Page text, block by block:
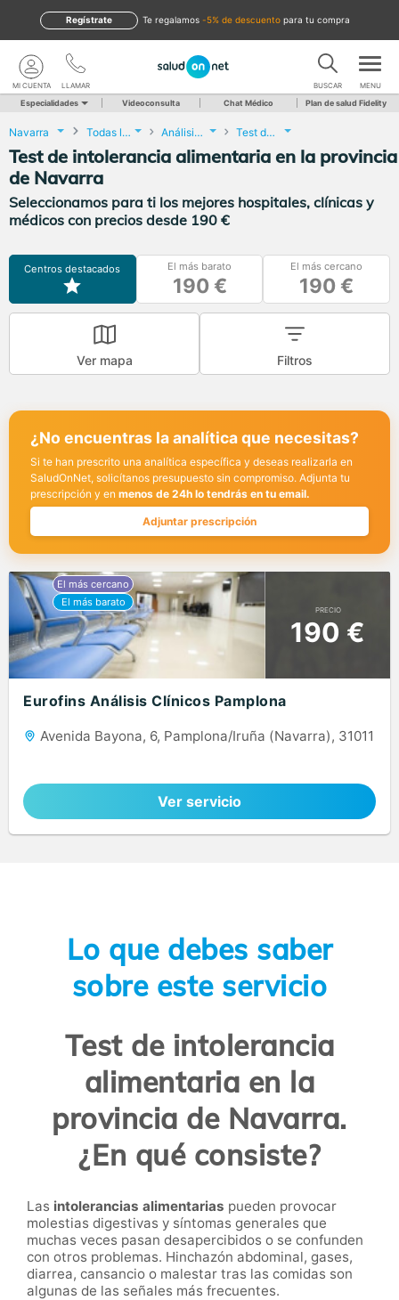
te regalamos -5% de descuento para tu compra
Regístrate
LLAMAR
MI CUENTA BUSCAR MENU
Especialidades Videoconsulta Chat Médico Plan de salud Fidelity
Navarra Todas las localidades Análisis Clínicos Test de intolerancia alimentaria
Test de intolerancia alimentaria en la provincia
de Navarra
Seleccionamos para ti los mejores hospitales, clínicas y
médicos con precios desde 190 €
Centros destacados El más barato
190 €
El más cercano
190 €
Ver mapa Filtros
¿No encuentras la analítica que necesitas?
Si te han prescrito una analítica específica y deseas realizarla en
SaludOnNet, solicítanos presupuesto sin compromiso. Adjunta tu
prescripción y en menos de 24h lo tendrás en tu email.
Adjuntar prescripción
PRECIO
190 €
Eurofins Análisis Clínicos Pamplona
Avenida Bayona, 6, Pamplona/Iruña (Navarra), 31011
Ver servicio
Lo que debes saber
sobre este servicio
Test de intolerancia
alimentaria en la
provincia de Navarra.
¿En qué consiste?
Las intolerancias alimentarias pueden provocar
molestias digestivas y síntomas generales que
muchas veces pasan desapercibidos o se confunden
con otros problemas. Hinchazón abdominal, gases,
diarrea, cansancio o malestar tras las comidas son
algunas de las señales más frecuentes.